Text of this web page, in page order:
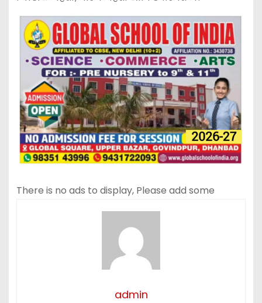
There is no ads to display, Please add some
admin